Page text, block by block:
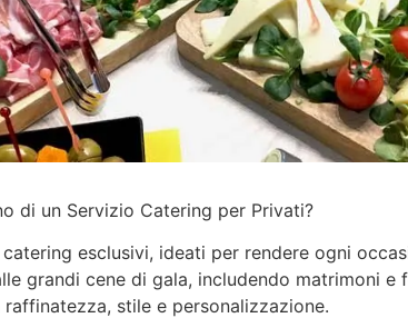
di un Servizio Catering per Privati?
esclusivi, ideati per rendere ogni
grandi cene di gala, includendo matrimoni
stile e personalizzazione.